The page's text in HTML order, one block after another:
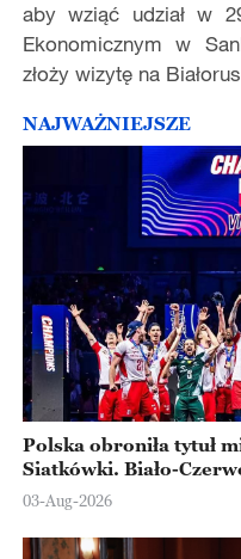
aby wziąć udział w
Ekonomicznym w
złoży wizytę na
NAJWAŻNIEJSZE
Polska obroniła tytuł
Siatkówki. Biało-
Ningbo
03-Aug-2026